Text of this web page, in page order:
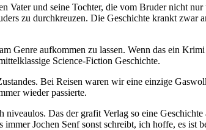
Vater und seine Tochter, die vom Bruder nicht
zu durchkreuzen. Die Geschichte krankt zwar
Genre aufkommen zu lassen. Wenn das ein
Science-Fiction Geschichte.
Bei Reisen waren wir eine einzige
wieder passierte.
Das der grafit Verlag so eine
Jochen Senf sonst schreibt, ich hoffe, es ist